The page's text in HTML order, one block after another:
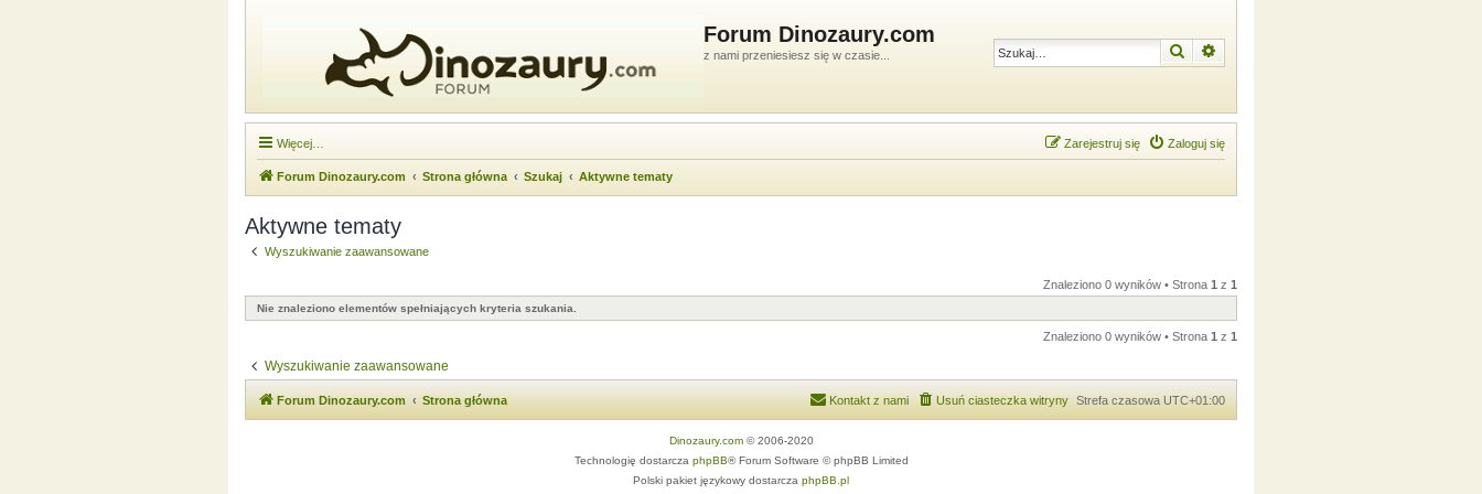
Forum Dinozaury.com
z nami przeniesiesz się w czasie... Szukaj
Więcej… Zaloguj się
Zarejestruj się
Forum Dinozaury.com Strona główna Szukaj Aktywne tematy
Aktywne tematy
Wyszukiwanie zaawansowane
Znaleziono 0 wyników • Strona 1 z 1
Nie znaleziono elementów spełniających kryteria szukania.
Znaleziono 0 wyników • Strona 1 z 1
Wyszukiwanie zaawansowane
Forum Dinozaury.com Strona główna Strefa czasowa UTC+01:00
Usuń ciasteczka witryny
Kontakt z nami
Dinozaury.com© 2006-2020
Technologię dostarcza phpBB® Forum Software © phpBB Limited
Polski pakiet językowy dostarcza phpBB.pl